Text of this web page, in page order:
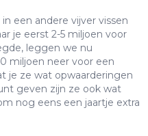
een andere vijver vissen
je eerst 2-5 miljoen voor
leggen we nu
miljoen neer voor een
je ze wat opwaarderingen
geven zijn ze ook wat
nog eens een jaartje extra